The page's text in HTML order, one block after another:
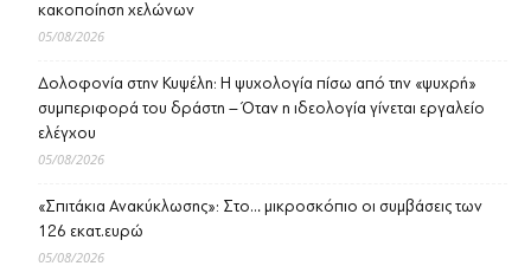
κακοποίηση χελώνων
05/08/2026
Δολοφονία στην Κυψέλη: Η ψυχολογία πίσω από την «ψυχρή»
συμπεριφορά του δράστη – Όταν η ιδεολογία γίνεται εργαλείο
ελέγχου
05/08/2026
«Σπιτάκια Ανακύκλωσης»: Στο… μικροσκόπιο οι συμβάσεις των
126 εκατ.ευρώ
05/08/2026